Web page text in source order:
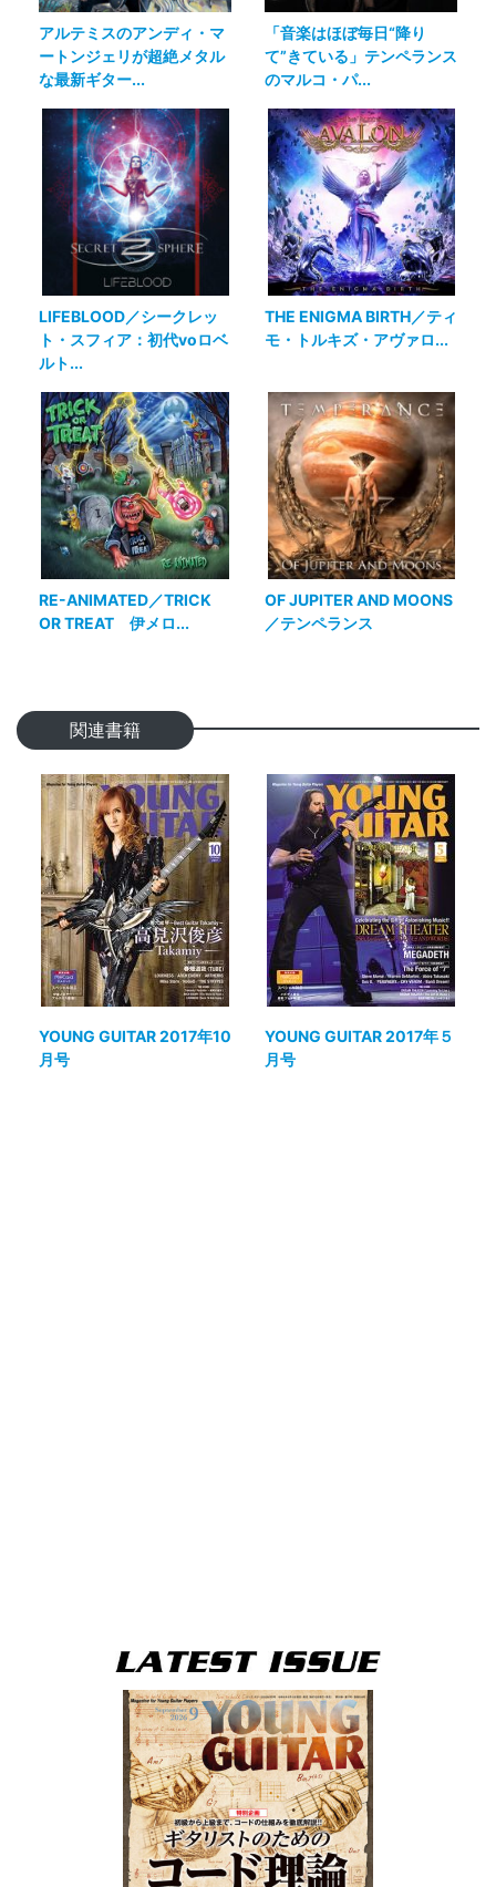
アルテミスのアンディ・マ
ートンジェリが超絶メタル
な最新ギター...
「音楽はほぼ毎日“降り
て”きている」テンペランス
のマルコ・パ...
LIFEBLOOD／シークレッ
ト・スフィア：初代voロベ
ルト...
THE ENIGMA BIRTH／ティ
モ・トルキズ・アヴァロ...
RE-ANIMATED／TRICK
OR TREAT 伊メロ...
OF JUPITER AND MOONS
／テンペランス
関連書籍
YOUNG GUITAR 2017年10
月号
YOUNG GUITAR 2017年５
月号